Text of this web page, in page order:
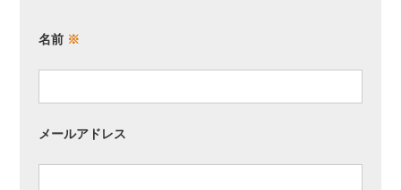
名前 ※
メールアドレス